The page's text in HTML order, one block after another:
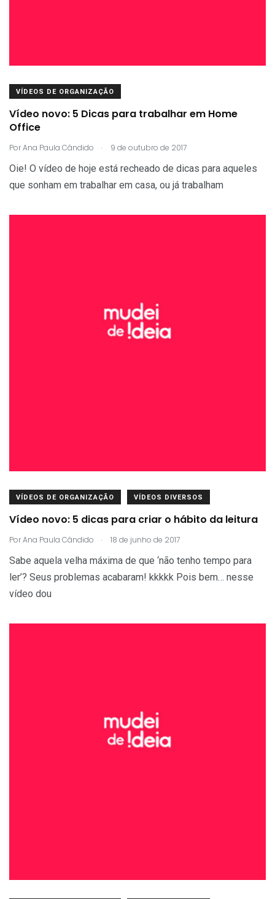
VÍDEOS DE ORGANIZAÇÃO
Vídeo novo: 5 Dicas para trabalhar em Home
Office
PorAna Paula Cândido . 9 de outubro de 2017
Oie! O vídeo de hoje está recheado de dicas para aqueles
que sonham em trabalhar em casa, ou já trabalham
VÍDEOS DE ORGANIZAÇÃO VÍDEOS DIVERSOS
Vídeo novo: 5 dicas para criar o hábito da leitura
PorAna Paula Cândido . 18 de junho de 2017
Sabe aquela velha máxima de que ‘não tenho tempo para
ler’? Seus problemas acabaram! kkkkk Pois bem… nesse
vídeo dou